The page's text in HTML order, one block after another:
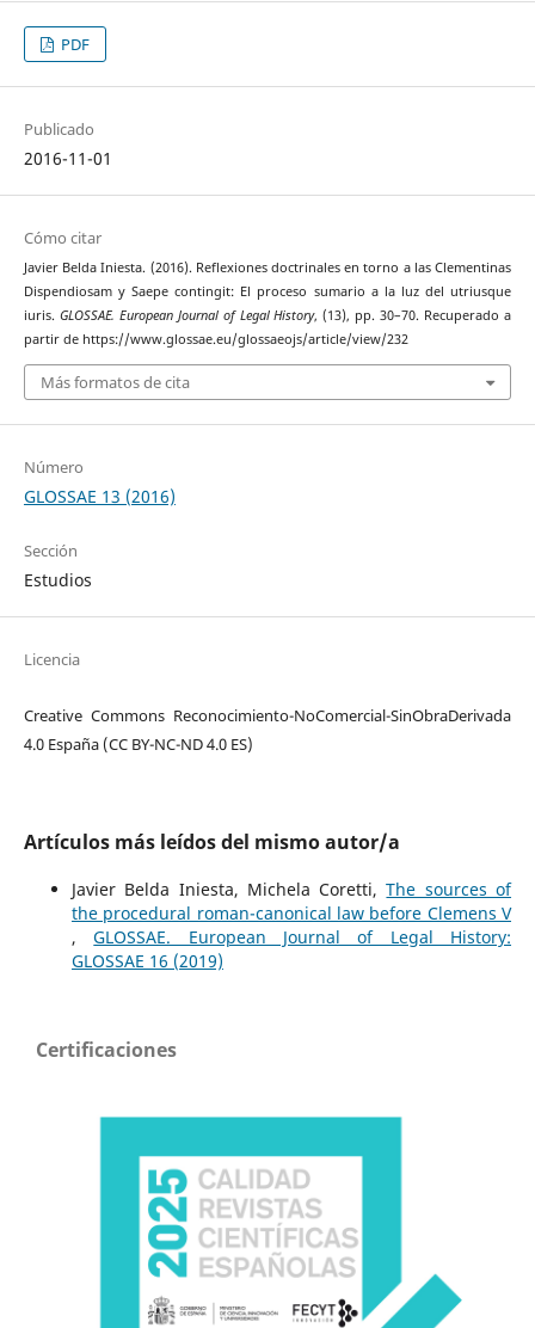
PDF
Publicado
2016-11-01
Cómo citar
Javier Belda Iniesta. (2016). Reflexiones doctrinales en torno a las Clementinas
Dispendiosam y Saepe contingit: El proceso sumario a la luz del utriusque
iuris. GLOSSAE. European Journal of Legal History, (13), pp. 30–70. Recuperado a
partir de https://www.glossae.eu/glossaeojs/article/view/232
Más formatos de cita
Número
GLOSSAE 13 (2016)
Sección
Estudios
Licencia
Creative Commons Reconocimiento-NoComercial-SinObraDerivada
4.0 España (CC BY-NC-ND 4.0 ES)
Artículos más leídos del mismo autor/a
Javier Belda Iniesta, Michela Coretti,The sources of
the procedural roman-canonical law before Clemens V
,GLOSSAE. European Journal of Legal History:
GLOSSAE 16 (2019)
Certificaciones